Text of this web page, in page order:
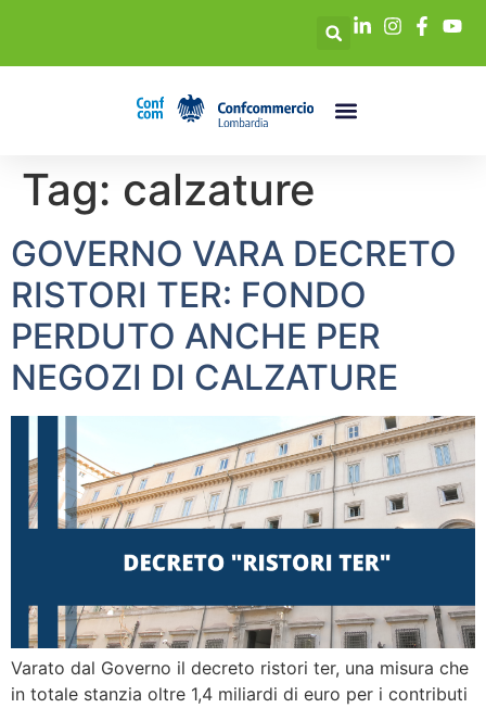
Tag: calzature
GOVERNO VARA DECRETO
RISTORI TER: FONDO
PERDUTO ANCHE PER
NEGOZI DI CALZATURE
Varato dal Governo il decreto ristori ter, una misura che
in totale stanzia oltre 1,4 miliardi di euro per i contributi